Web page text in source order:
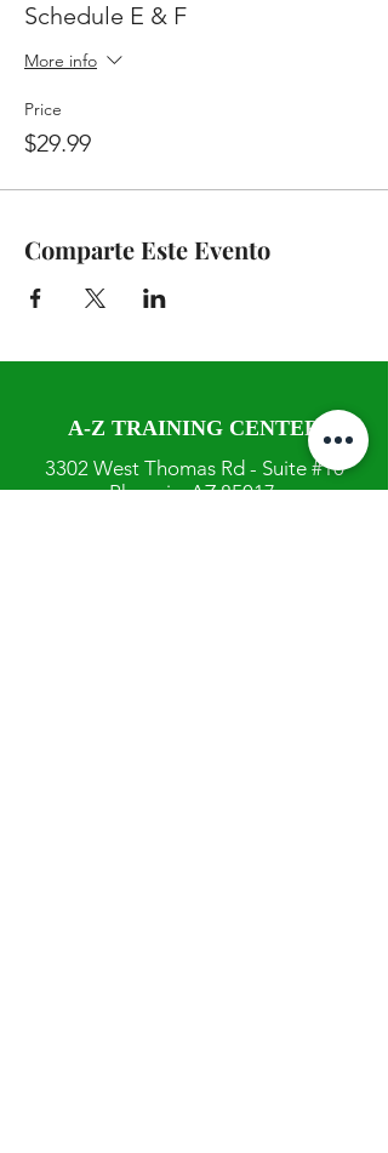
Schedule E & F
More info
Price
$29.99
Comparte Este Evento
A-Z TRAINING CENTER
3302 West Thomas Rd - Suite #10
Phoenix, AZ 85017